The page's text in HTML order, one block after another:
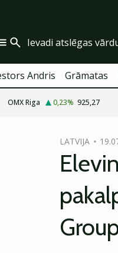
Andris Grāmatas
OMX Riga 0,23% 925,27
LATVIJA